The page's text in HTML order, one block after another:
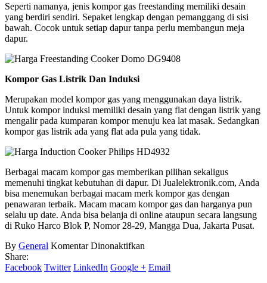
Seperti namanya, jenis kompor gas freestanding memiliki desain
yang berdiri sendiri. Sepaket lengkap dengan pemanggang di sisi
bawah. Cocok untuk setiap dapur tanpa perlu membangun meja
dapur.
Kompor Gas Listrik Dan Induksi
Merupakan model kompor gas yang menggunakan daya listrik.
Untuk kompor induksi memiliki desain yang flat dengan listrik yang
mengalir pada kumparan kompor menuju kea lat masak. Sedangkan
kompor gas listrik ada yang flat ada pula yang tidak.
Berbagai macam kompor gas memberikan pilihan sekaligus
memenuhi tingkat kebutuhan di dapur. Di Jualelektronik.com, Anda
bisa menemukan berbagai macam merk kompor gas dengan
penawaran terbaik. Macam macam kompor gas dan harganya pun
selalu up date. Anda bisa belanja di online ataupun secara langsung
di Ruko Harco Blok P, Nomor 28-29, Mangga Dua, Jakarta Pusat.
By General Komentar Dinonaktifkan
Macam
Share:
Facebook Twitter LinkedIn Google + Email